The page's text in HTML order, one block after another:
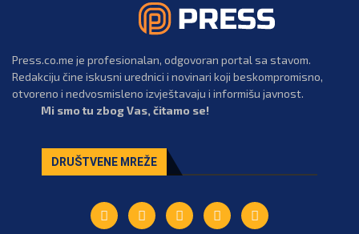
Press.co.me je profesionalan, odgovoran portal sa stavom.
Redakciju čine iskusni urednici i novinari koji beskompromisno,
otvoreno i nedvosmisleno izvještavaju i informišu javnost.
Mi smo tu zbog Vas, čitamo se!
DRUŠTVENE MREŽE